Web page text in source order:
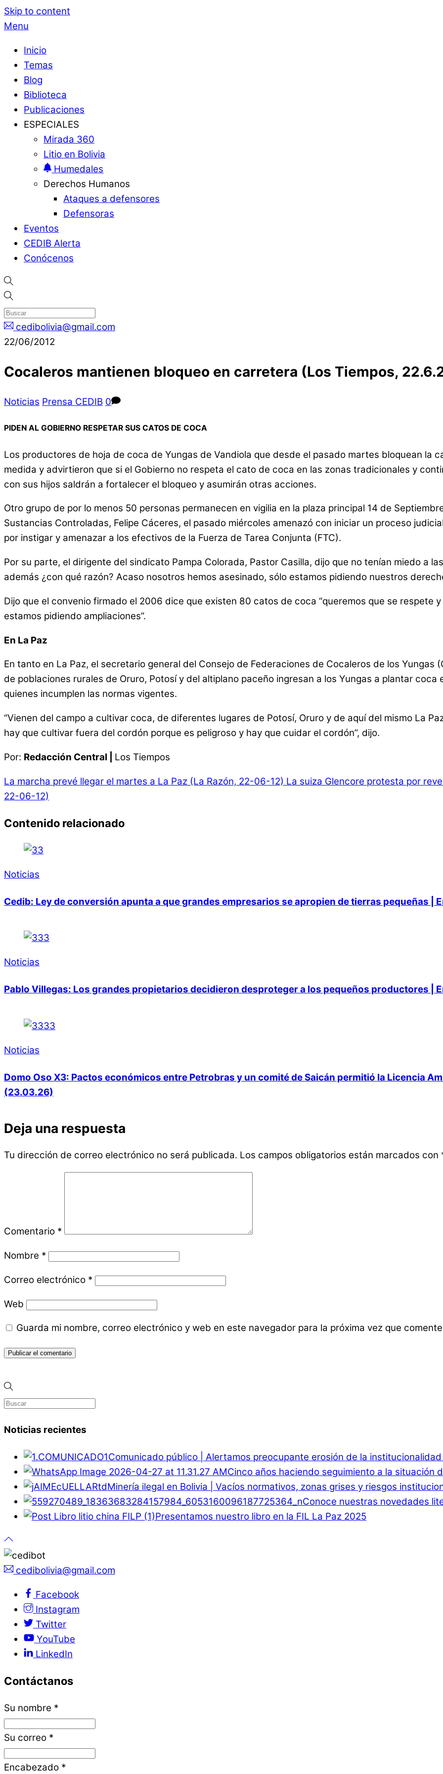
Skip to content
Menu
Inicio
Temas
Blog
Biblioteca
Publicaciones
ESPECIALES
Mirada 360
Litio en Bolivia
Humedales
Derechos Humanos
Ataques a defensores
Defensoras
Eventos
CEDIB Alerta
Conócenos
cedibolivia@gmail.com
22/06/2012
Cocaleros mantienen bloqueo en carretera (Los Tiempos,
Noticias Prensa CEDIB 0
PIDEN AL GOBIERNO RESPETAR SUS CATOS DE COCA
Los productores de hoja de coca de Yungas de Vandiola que desde el pasado martes bloquean la
medida y advirtieron que si el Gobierno no respeta el cato de coca en las zonas tradicionales y
con sus hijos saldrán a fortalecer el bloqueo y asumirán otras acciones.
Otro grupo de por lo menos 50 personas permanecen en vigilia en la plaza principal 14 de
Sustancias Controladas, Felipe Cáceres, el pasado miércoles amenazó con iniciar un proceso
por instigar y amenazar a los efectivos de la Fuerza de Tarea Conjunta (FTC).
Por su parte, el dirigente del sindicato Pampa Colorada, Pastor Casilla, dijo que no tenían miedo a
además ¿con qué razón? Acaso nosotros hemos asesinado, sólo estamos pidiendo nuestros
Dijo que el convenio firmado el 2006 dice que existen 80 catos de coca “queremos que se respete
estamos pidiendo ampliaciones”.
En La Paz
En tanto en La Paz, el secretario general del Consejo de Federaciones de Cocaleros de los
de poblaciones rurales de Oruro, Potosí y del altiplano paceño ingresan a los Yungas a plantar
quienes incumplen las normas vigentes.
“Vienen del campo a cultivar coca, de diferentes lugares de Potosí, Oruro y de aquí del mismo La
hay que cultivar fuera del cordón porque es peligroso y hay que cuidar el cordón”, dijo.
Por: Redacción Central | Los Tiempos
La marcha prevé llegar el martes a La Paz (La Razón, 22-06-12) La suiza Glencore protesta por
22-06-12)
Contenido relacionado
Noticias
Cedib: Ley de conversión apunta a que grandes empresarios se apropien de tierras pequeñas |
Noticias
Pablo Villegas: Los grandes propietarios decidieron desproteger a los pequeños productores |
Noticias
Domo Oso X3: Pactos económicos entre Petrobras y un comité de Saicán permitió la Licencia
(23.03.26)
Deja una respuesta
Tu dirección de correo electrónico no será publicada. Los campos obligatorios están marcados con
Comentario *
Nombre *
Correo electrónico *
Web
Guarda mi nombre, correo electrónico y web en este navegador para la próxima vez que
Noticias recientes
Comunicado público | Alertamos preocupante erosión de la
Cinco años haciendo seguimiento a la situación
Minería ilegal en Bolivia | Vacíos normativos, zonas grises y riesgos
Conoce nuestras novedades
Presentamos nuestro libro en la FIL La Paz 2025
cedibolivia@gmail.com
Facebook
Instagram
Twitter
YouTube
LinkedIn
Contáctanos
Su nombre *
Su correo *
Encabezado *